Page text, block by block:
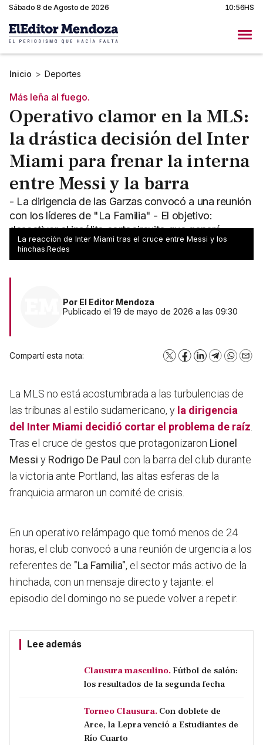
Sábado 8 de Agosto de 2026 10:56HS
Inicio > Deportes
Más leña al fuego.
Operativo clamor en la MLS:
la drástica decisión del Inter
Miami para frenar la interna
entre Messi y la barra
- La dirigencia de las Garzas convocó a una reunión
con los líderes de "La Familia" - El objetivo:
desactivar el insólito cortocircuito que generó
malestar
La reacción de Inter Miami tras el cruce entre Messi y los
hinchas.Redes
Por El Editor Mendoza
Publicado el 19 de mayo de 2026 a las 09:30
Compartí esta nota: X Facebook
LinkedInTelegram
La MLS no está acostumbrada a las turbulencias de
las tribunas al estilo sudamericano, y la dirigencia
del Inter Miami decidió cortar el problema de raíz
Tras el cruce de gestos que protagonizaron Lionel
Messi y Rodrigo De Paul con la barra del club durante
la victoria ante Portland, las altas esferas de la
franquicia armaron un comité de crisis.
En un operativo relámpago que tomó menos de 24
horas, el club convocó a una reunión de urgencia a los
referentes de "La Familia", el sector más activo de la
hinchada, con un mensaje directo y tajante: el
episodio del domingo no se puede volver a repetir.
Lee además
Clausura masculino. Fútbol de salón:
los resultados de la segunda fecha
Torneo Clausura. Con doblete de
Arce, la Lepra venció a Estudiantes de
Río Cuarto